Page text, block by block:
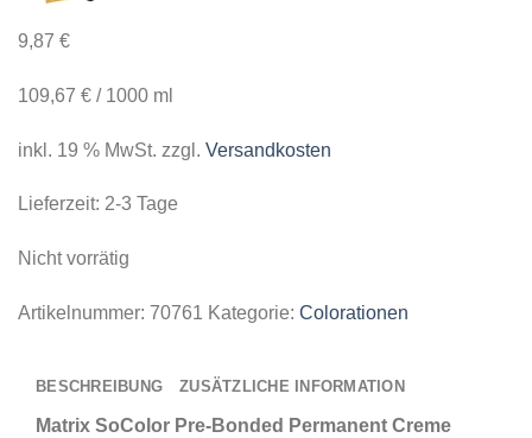
9,87 €
109,67 € / 1000 ml
inkl. 19 % MwSt. zzgl. Versandkosten
Lieferzeit: 2-3 Tage
Nicht vorrätig
Artikelnummer: 70761 Kategorie: Colorationen
BESCHREIBUNG ZUSÄTZLICHE INFORMATION
Matrix SoColor Pre-Bonded Permanent Creme